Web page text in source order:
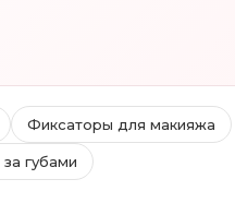
Фиксаторы для макияжа
губами